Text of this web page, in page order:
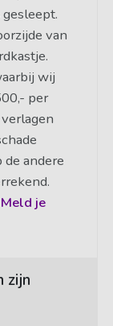
van
wij
per
andere
Meld je
zijn